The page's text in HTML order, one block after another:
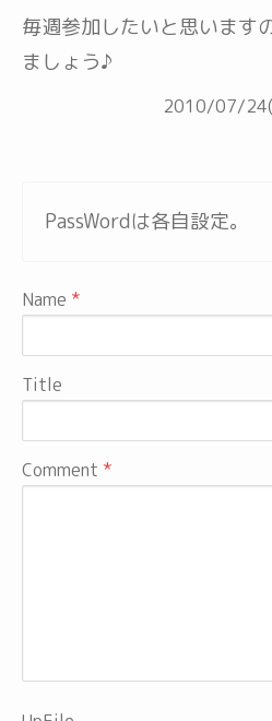
毎週参加したいと思います
ましょう♪
2010/07/
PassWordは各自設定。
Name
Title
Comment